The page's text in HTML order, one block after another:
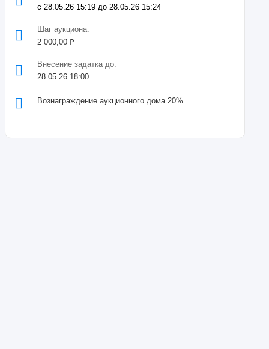
с 28.05.26 15:19 до 28.05.26 15:24
Шаг аукциона:
2 000,00 ₽
Внесение задатка до:
28.05.26 18:00
Вознаграждение аукционного дома 20%